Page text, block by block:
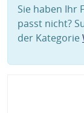
Sie haben Ihr
passt nicht?
der Kategorie